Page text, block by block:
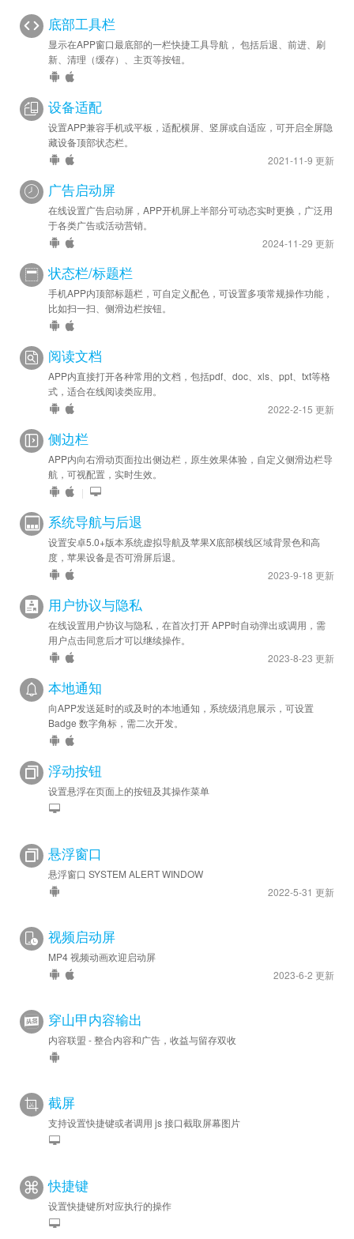
底部工具栏
显示在APP窗口最底部的一栏快捷工具导航， 包括后退、前进、刷
新、清理（缓存）、主页等按钮。
设备适配
设置APP兼容手机或平板，适配横屏、竖屏或自适应，可开启全屏隐
藏设备顶部状态栏。
2021-11-9 更新
广告启动屏
在线设置广告启动屏，APP开机屏上半部分可动态实时更换，广泛用
于各类广告或活动营销。
2024-11-29 更新
状态栏/标题栏
手机APP内顶部标题栏，可自定义配色，可设置多项常规操作功能，
比如扫一扫、侧滑边栏按钮。
阅读文档
APP内直接打开各种常用的文档，包括pdf、doc、xls、ppt、txt等格
式，适合在线阅读类应用。
2022-2-15 更新
侧边栏
APP内向右滑动页面拉出侧边栏，原生效果体验，自定义侧滑边栏导
航，可视配置，实时生效。
|
系统导航与后退
设置安卓5.0+版本系统虚拟导航及苹果X底部横线区域背景色和高
度，苹果设备是否可滑屏后退。
2023-9-18 更新
用户协议与隐私
在线设置用户协议与隐私，在首次打开 APP时自动弹出或调用，需
用户点击同意后才可以继续操作。
2023-8-23 更新
本地通知
向APP发送延时的或及时的本地通知，系统级消息展示，可设置
Badge 数字角标，需二次开发。
浮动按钮
设置悬浮在页面上的按钮及其操作菜单
悬浮窗口
悬浮窗口 SYSTEM ALERT WINDOW
2022-5-31 更新
视频启动屏
MP4 视频动画欢迎启动屏
2023-6-2 更新
穿山甲内容输出
内容联盟 - 整合内容和广告，收益与留存双收
截屏
支持设置快捷键或者调用 js 接口截取屏幕图片
快捷键
设置快捷键所对应执行的操作